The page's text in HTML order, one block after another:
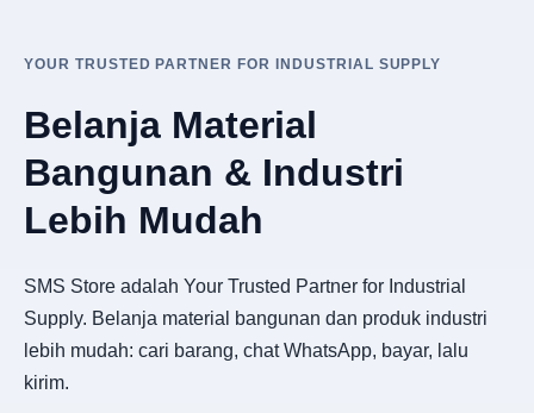
YOUR TRUSTED PARTNER FOR INDUSTRIAL SUPPLY
Belanja Material
Bangunan & Industri
Lebih Mudah
SMS Store adalah Your Trusted Partner for Industrial
Supply. Belanja material bangunan dan produk industri
lebih mudah: cari barang, chat WhatsApp, bayar, lalu
kirim.